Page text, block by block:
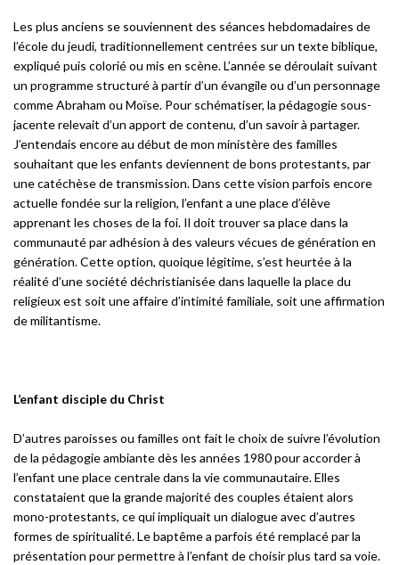
Les plus anciens se souviennent des séances hebdomadaires de
l’école du jeudi, traditionnellement centrées sur un texte biblique,
expliqué puis colorié ou mis en scène. L’année se déroulait suivant
un programme structuré à partir d’un évangile ou d’un personnage
comme Abraham ou Moïse. Pour schématiser, la pédagogie sous-
jacente relevait d’un apport de contenu, d’un savoir à partager.
J’entendais encore au début de mon ministère des familles
souhaitant que les enfants deviennent de bons protestants, par
une catéchèse de transmission. Dans cette vision parfois encore
actuelle fondée sur la religion, l’enfant a une place d’élève
apprenant les choses de la foi. Il doit trouver sa place dans la
communauté par adhésion à des valeurs vécues de génération en
génération. Cette option, quoique légitime, s’est heurtée à la
réalité d’une société déchristianisée dans laquelle la place du
religieux est soit une affaire d’intimité familiale, soit une affirmation
de militantisme.
L’enfant disciple du Christ
D’autres paroisses ou familles ont fait le choix de suivre l’évolution
de la pédagogie ambiante dès les années 1980 pour accorder à
l’enfant une place centrale dans la vie communautaire. Elles
constataient que la grande majorité des couples étaient alors
mono-protestants, ce qui impliquait un dialogue avec d’autres
formes de spiritualité. Le baptême a parfois été remplacé par la
présentation pour permettre à l’enfant de choisir plus tard sa voie.